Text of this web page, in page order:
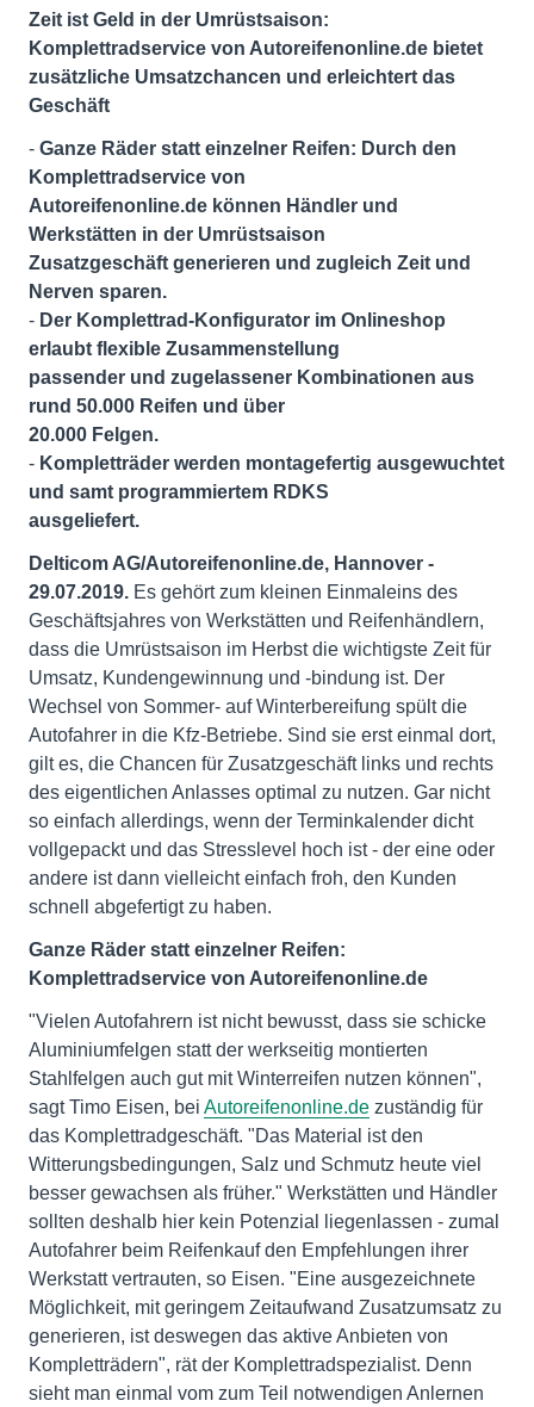
Zeit ist Geld in der Umrüstsaison:
Komplettradservice von Autoreifenonline.de bietet
zusätzliche Umsatzchancen und erleichtert das
Geschäft
- Ganze Räder statt einzelner Reifen: Durch den
Komplettradservice von
Autoreifenonline.de können Händler und
Werkstätten in der Umrüstsaison
Zusatzgeschäft generieren und zugleich Zeit und
Nerven sparen.
- Der Komplettrad-Konfigurator im Onlineshop
erlaubt flexible Zusammenstellung
passender und zugelassener Kombinationen aus
rund 50.000 Reifen und über
20.000 Felgen.
- Kompletträder werden montagefertig ausgewuchtet
und samt programmiertem RDKS
ausgeliefert.
Delticom AG/Autoreifenonline.de, Hannover -
29.07.2019. Es gehört zum kleinen Einmaleins des
Geschäftsjahres von Werkstätten und Reifenhändlern,
dass die Umrüstsaison im Herbst die wichtigste Zeit für
Umsatz, Kundengewinnung und -bindung ist. Der
Wechsel von Sommer- auf Winterbereifung spült die
Autofahrer in die Kfz-Betriebe. Sind sie erst einmal dort,
gilt es, die Chancen für Zusatzgeschäft links und rechts
des eigentlichen Anlasses optimal zu nutzen. Gar nicht
so einfach allerdings, wenn der Terminkalender dicht
vollgepackt und das Stresslevel hoch ist - der eine oder
andere ist dann vielleicht einfach froh, den Kunden
schnell abgefertigt zu haben.
Ganze Räder statt einzelner Reifen:
Komplettradservice von Autoreifenonline.de
"Vielen Autofahrern ist nicht bewusst, dass sie schicke
Aluminiumfelgen statt der werkseitig montierten
Stahlfelgen auch gut mit Winterreifen nutzen können",
sagt Timo Eisen, bei Autoreifenonline.de zuständig für
das Komplettradgeschäft. "Das Material ist den
Witterungsbedingungen, Salz und Schmutz heute viel
besser gewachsen als früher." Werkstätten und Händler
sollten deshalb hier kein Potenzial liegenlassen - zumal
Autofahrer beim Reifenkauf den Empfehlungen ihrer
Werkstatt vertrauten, so Eisen. "Eine ausgezeichnete
Möglichkeit, mit geringem Zeitaufwand Zusatzumsatz zu
generieren, ist deswegen das aktive Anbieten von
Kompletträdern", rät der Komplettradspezialist. Denn
sieht man einmal vom zum Teil notwendigen Anlernen